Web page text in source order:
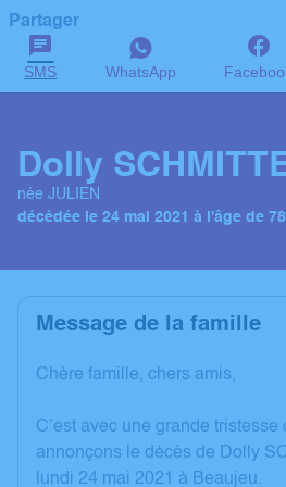
Partager
SMS WhatsApp
Dolly
née JULIEN
décédée le 24 mai 2021 à l'âge de
Message de la famille
Chère famille, chers amis,
C’est avec une grande tristesse
annonçons le décès de Dolly
lundi 24 mai 2021 à Beaujeu.